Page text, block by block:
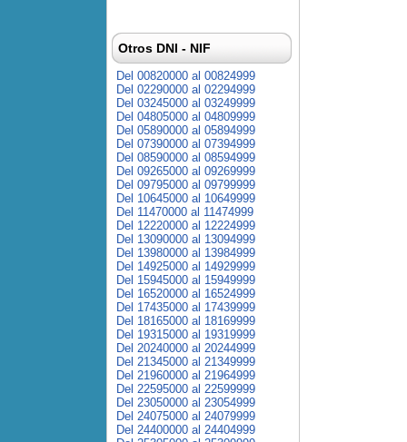
Otros DNI - NIF
Del 00820000 al 00824999
Del 02290000 al 02294999
Del 03245000 al 03249999
Del 04805000 al 04809999
Del 05890000 al 05894999
Del 07390000 al 07394999
Del 08590000 al 08594999
Del 09265000 al 09269999
Del 09795000 al 09799999
Del 10645000 al 10649999
Del 11470000 al 11474999
Del 12220000 al 12224999
Del 13090000 al 13094999
Del 13980000 al 13984999
Del 14925000 al 14929999
Del 15945000 al 15949999
Del 16520000 al 16524999
Del 17435000 al 17439999
Del 18165000 al 18169999
Del 19315000 al 19319999
Del 20240000 al 20244999
Del 21345000 al 21349999
Del 21960000 al 21964999
Del 22595000 al 22599999
Del 23050000 al 23054999
Del 24075000 al 24079999
Del 24400000 al 24404999